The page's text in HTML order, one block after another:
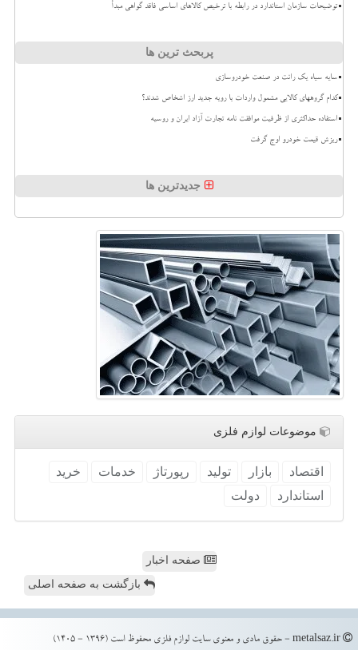
توضیحات سازمان استاندارد در رابطه با ترخیص کالاهای اساسی فاقد گواهی مبدأ
پربحث ترین ها
سایه سیاه یک رانت در صنعت خودروسازی
کدام گروههای کالایی مشمول واردات با رویه جدید ارز اشخاص شدند؟
استفاده حداکثری از ظرفیت موافقت نامه تجارت آزاد ایران و روسیه
ریزش قیمت خودرو اوج گرفت
جدیدترین ها
موضوعات لوازم فلزی
اقتصاد بازار تولید رپورتاژ خدمات
خرید
استاندارد
دولت
صفحه اخبار
بازگشت به صفحه اصلی